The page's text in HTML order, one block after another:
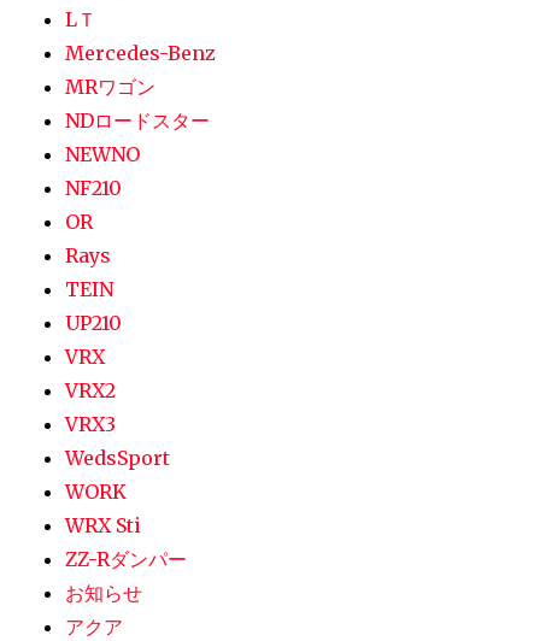
LＴ
Mercedes-Benz
MRワゴン
NDロードスター
NEWNO
NF210
OR
Rays
TEIN
UP210
VRX
VRX2
VRX3
WedsSport
WORK
WRX Sti
ZZ-Rダンパー
お知らせ
アクア